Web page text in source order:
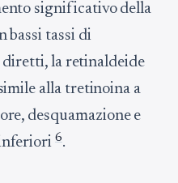
significativo della
bassi tassi di
la retinaldeide
alla tretinoina a
desquamazione e
inferiori6.